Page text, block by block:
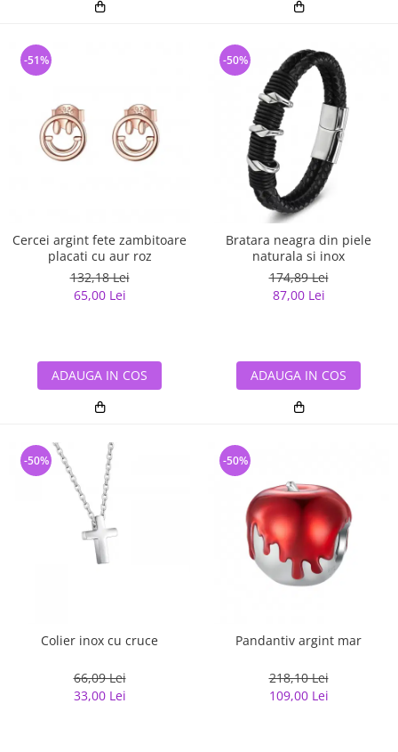
Cercei argint fete zambitoare
placati cu aur roz
132,18 Lei
65,00 Lei
-51%
ADAUGA IN COS
Bratara neagra din piele
naturala si inox
174,89 Lei
87,00 Lei
-50%
ADAUGA IN COS
Colier inox cu cruce
66,09 Lei
33,00 Lei
-50%
Pandantiv argint mar
218,10 Lei
109,00 Lei
-50%